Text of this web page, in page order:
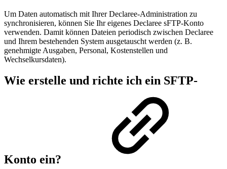
Um Daten automatisch mit Ihrer Declaree-Administration zu
synchronisieren, können Sie Ihr eigenes Declaree sFTP-Konto
verwenden. Damit können Dateien periodisch zwischen Declaree
und Ihrem bestehenden System ausgetauscht werden (z. B.
genehmigte Ausgaben, Personal, Kostenstellen und
Wechselkursdaten).
Wie erstelle und richte ich ein SFTP-
Konto ein?